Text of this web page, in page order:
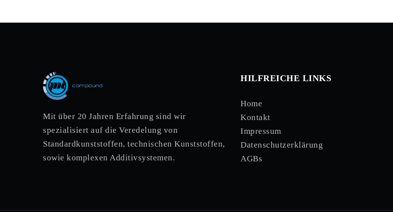
Mit über 20 Jahren Erfahrung sind wir
spezialisiert auf die Veredelung von
Standardkunststoffen, technischen Kunststoffen,
sowie komplexen Additivsystemen.
HILFREICHE LINKS
Home
Kontakt
Impressum
Datenschutzerklärung
AGBs